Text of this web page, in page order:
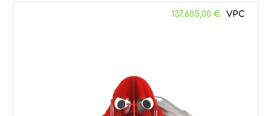
137.605,00 €